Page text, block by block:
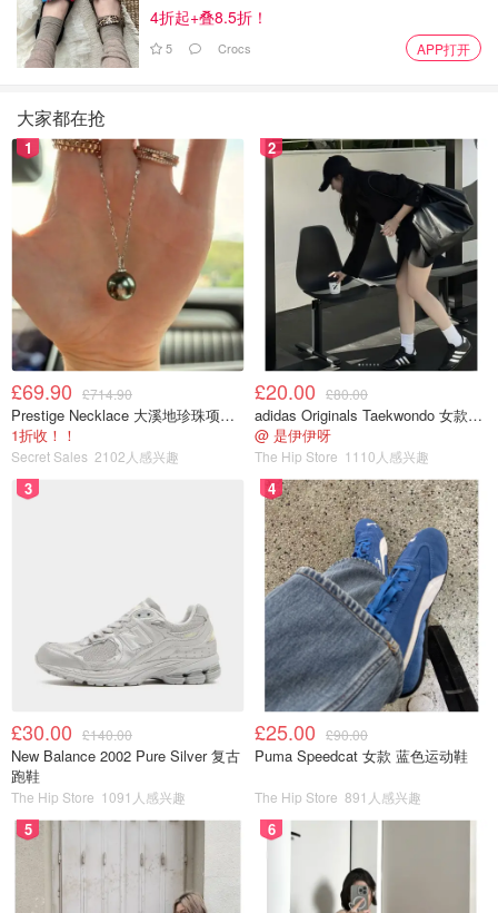
的位置和芽之间的距离。
在修剪后，养分不再只输送到枝条顶端，所以这些嫩芽几乎
修剪的bonus
除了可以促花，合理正确的修剪可以让枝条间有充分的空间
保持空气流通，也减少浇水时泥土溅上叶片的几率，从而有
效减少病虫害的滋生。
4折起+叠8.5折！
5 Crocs APP打开
大家都在抢
1
£69.90 £714.90
Prestige Necklace 大溪地珍珠项链 10-11mm
1折收！！
Secret Sales 2102人感兴趣
2
£20.00 £80.00
adidas Originals Taekwondo 女款黑色运动鞋
@ 是伊伊呀
The Hip Store 1110人感兴趣
3
£30.00 £140.00
New Balance 2002 Pure Silver 复古
跑鞋
The Hip Store 1091人感兴趣
4
£25.00 £90.00
Puma Speedcat 女款 蓝色运动鞋
The Hip Store 891人感兴趣
5 6